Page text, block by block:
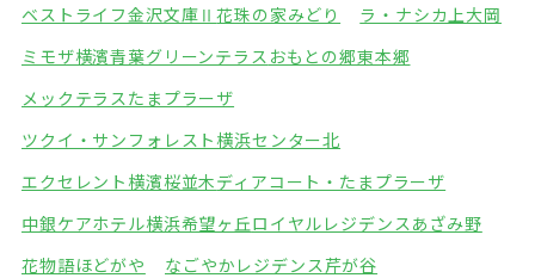
ベストライフ金沢文庫Ⅱ花珠の家みどり
ラ・ナシカ上大岡
ミモザ横濱青葉グリーンテラス おもとの郷東本郷
メックテラスたまプラーザ
ツクイ・サンフォレスト横浜センター北
エクセレント横濱桜並木ディアコート・たまプラーザ
中銀ケアホテル横浜希望ヶ丘ロイヤルレジデンスあざみ野
花物語ほどがや
なごやかレジデンス芹が谷